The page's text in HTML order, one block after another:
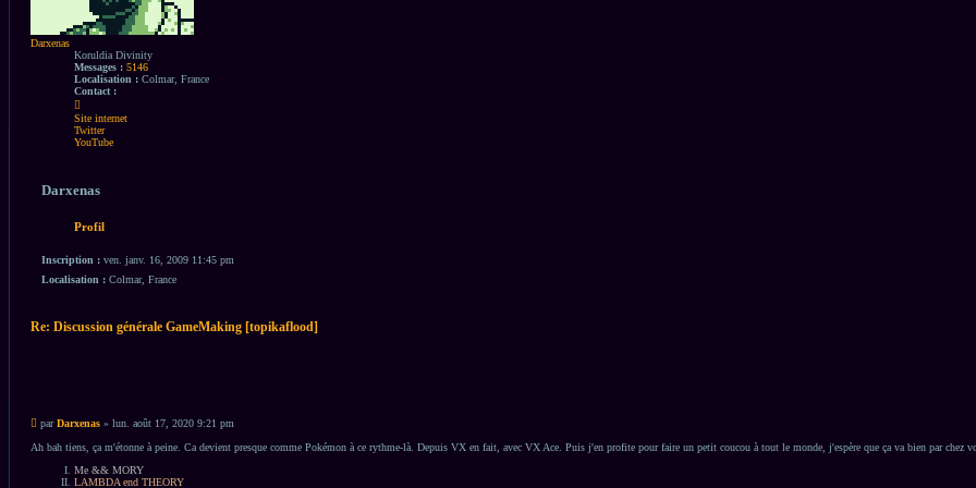
Darxenas
Koruldia Divinity
Messages : 5146
Localisation : Colmar, France
Contact :
Darxenas
Site internet
Twitter
YouTube
Darxenas
Profil
Inscription : ven. janv. 16, 2009 11:45 pm
Localisation : Colmar, France
Re: Discussion générale GameMaking [topikaflood]
Message
non
lu
parDarxenas » lun. août 17, 2020 9:21 pm
Ah bah tiens, ça m'étonne à peine. Ca devient presque comme Pokémon à ce rythme-là. Depuis VX en fait, avec VX Ace. Puis j'en profite pour faire un petit coucou à tout le monde, j'espère que ça va bien par chez
Me && MORY
LAMBDA end THEORY